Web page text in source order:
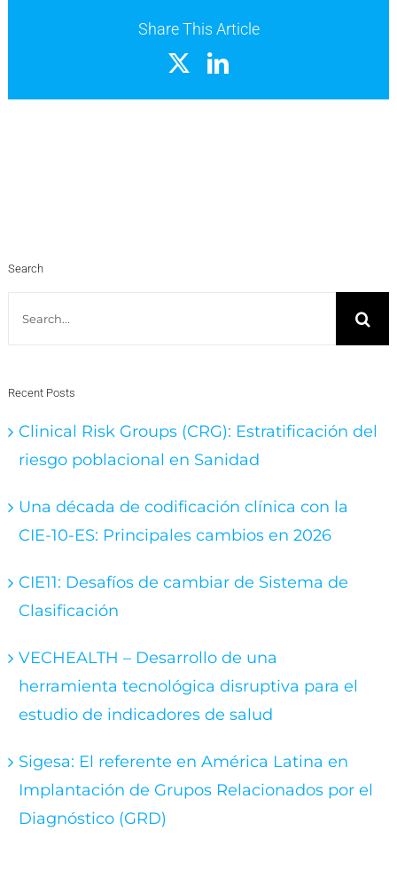
Share This Article
LinkedIn
Search
Recent Posts
Clinical Risk Groups (CRG): Estratificación del
riesgo poblacional en Sanidad
Una década de codificación clínica con la
CIE-10-ES: Principales cambios en 2026
CIE11: Desafíos de cambiar de Sistema de
Clasificación
VECHEALTH – Desarrollo de una
herramienta tecnológica disruptiva para el
estudio de indicadores de salud
Sigesa: El referente en América Latina en
Implantación de Grupos Relacionados por el
Diagnóstico (GRD)